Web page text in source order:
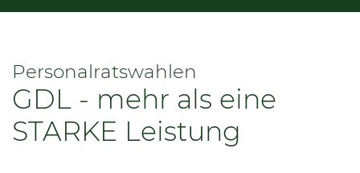
Personalratswahlen
GDL - mehr als eine
STARKE Leistung